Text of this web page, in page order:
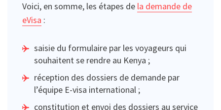
Voici, en somme, les étapes de la demande de
eVisa :
saisie du formulaire par les voyageurs qui
souhaitent se rendre au Kenya ;
réception des dossiers de demande par
l’équipe E-visa international ;
constitution et envoi des dossiers au service